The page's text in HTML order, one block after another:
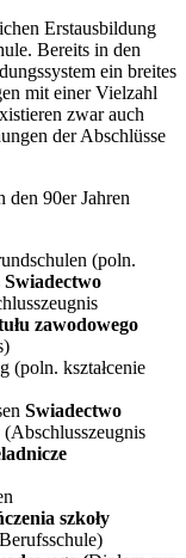
Erstausbildung
Bereits in den
ein breites
mit einer Vielzahl
zwar auch
der Abschlüsse
den 90er Jahren
(poln.
Swiadectwo
zawodowego
(poln. kształcenie
Swiadectwo
(Abschlusszeugnis
szkoły